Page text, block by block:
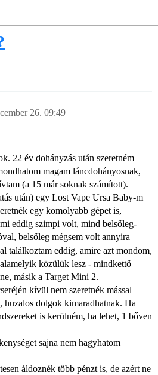
26. 09:49
22 év dohányzás után szeretném
magam láncdohányosnak,
(a 15 már soknak számított).
után) egy Lost Vape Ursa Baby-m
egy komolyabb gépet is,
eddig szimpi volt, mind belsőleg-
belsőleg mégsem volt annyira
találkoztam eddig, amire azt mondom,
közülük lesz - mindkettő
másik a Target Mini 2.
kívül nem szeretnék mással
huzalos dolgok kimaradhatnak. Ha
is kerülném, ha lehet, 1 bőven
sajna nem hagyhatom
áldoznék több pénzt is, de azért ne